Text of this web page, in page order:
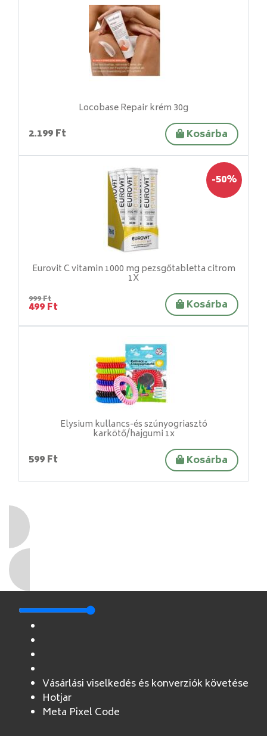
Locobase Repair krém 30g
2.199 Ft Kosárba
-50%
Eurovit C vitamin 1000 mg pezsgőtabletta citrom
1X
999 Ft
499 Ft Kosárba
Elysium kullancs-és szúnyogriasztó
karkötő/hajgumi 1x
599 Ft Kosárba
Vásárlási viselkedés és konverziók követése
Hotjar
Meta Pixel Code